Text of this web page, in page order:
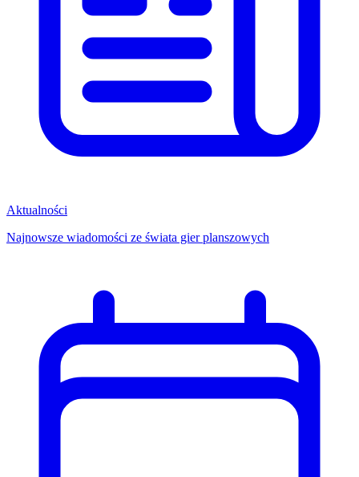
Aktualności
Najnowsze wiadomości ze świata gier planszowych